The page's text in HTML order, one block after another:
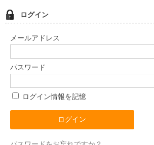
ログイン
メールアドレス
パスワード
ログイン情報を記憶